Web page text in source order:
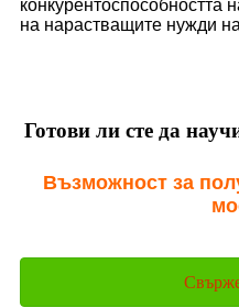
конкурентоспособността
на нарастващите нужди
Готови ли сте да
Възможност за